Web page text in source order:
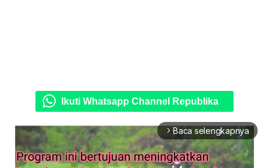
Ikuti Whatsapp Channel Republika
arrow_forward_ios Baca selengkapnya